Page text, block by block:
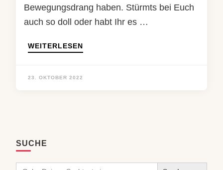
Bewegungsdrang haben. Stürmts bei Euch
auch so doll oder habt Ihr es …
WEITERLESEN
23. OKTOBER 2022
SUCHE
Search